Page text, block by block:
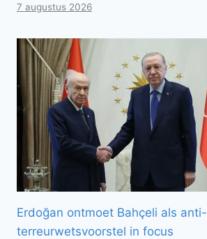
7 augustus 2026
Erdoğan ontmoet Bahçeli als anti-
terreurwetsvoorstel in focus